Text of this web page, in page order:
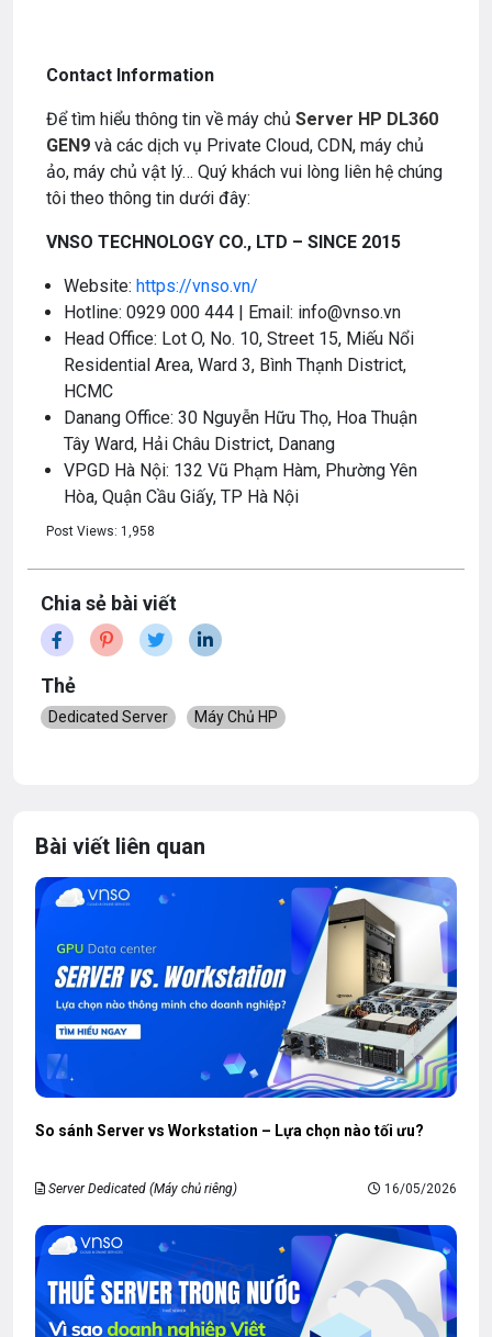
Contact Information
Để tìm hiểu thông tin về máy chủ Server HP DL360
GEN9 và các dịch vụ Private Cloud, CDN, máy chủ
ảo, máy chủ vật lý… Quý khách vui lòng liên hệ chúng
tôi theo thông tin dưới đây:
VNSO TECHNOLOGY CO., LTD – SINCE 2015
Website: https://vnso.vn/
Hotline: 0929 000 444 | Email: info@vnso.vn
Head Office: Lot O, No. 10, Street 15, Miếu Nổi
Residential Area, Ward 3, Bình Thạnh District,
HCMC
Danang Office: 30 Nguyễn Hữu Thọ, Hoa Thuận
Tây Ward, Hải Châu District, Danang
VPGD Hà Nội: 132 Vũ Phạm Hàm, Phường Yên
Hòa, Quận Cầu Giấy, TP Hà Nội
Post Views: 1,958
Chia sẻ bài viết
Thẻ
Dedicated Server Máy Chủ HP
Bài viết liên quan
So sánh Server vs Workstation – Lựa chọn nào tối ưu?
Server Dedicated (Máy chủ riêng) 16/05/2026